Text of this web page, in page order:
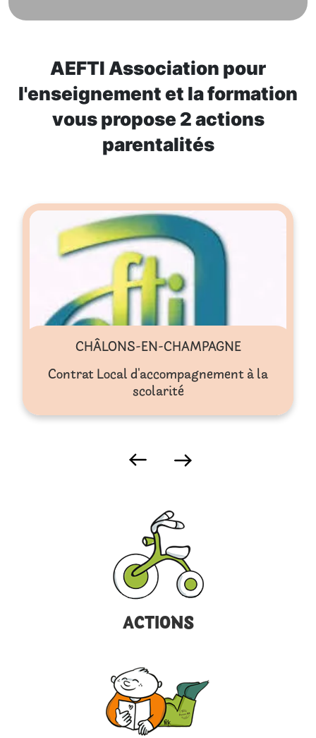
AEFTI Association pour
l'enseignement et la formation
vous propose 2 actions
parentalités
CHÂLONS-EN-CHAMPAGNE
Contrat Local d'accompagnement à la
scolarité
ACTIONS